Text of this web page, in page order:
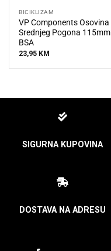
BICIKLIZAM
VP Components Osovina
Srednjeg Pogona 115mm
BSA
23,95 KM
SIGURNA KUPOVINA
DOSTAVA NA ADRESU